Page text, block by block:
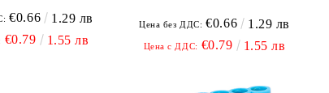
€0.66 1.29 лв
€0.79 1.55 лв
Цена без ДДС: €0.66 1.29 лв
Цена с ДДС: €0.79 1.55 лв